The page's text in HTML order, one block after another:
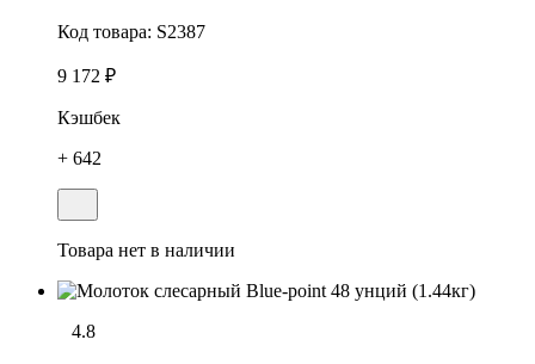
Код товара: S2387
9 172 ₽
Кэшбек
+ 642
Товара нет в наличии
4.8